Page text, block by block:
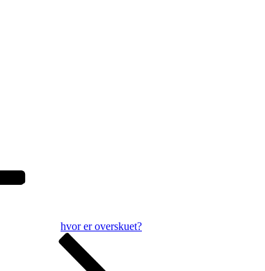
hvor er overskuet?